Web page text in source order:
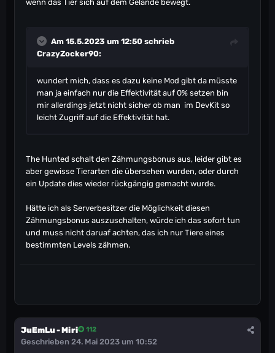
wenn das Tier sich auf dem Gelände bewegt.
Am 15.5.2023 um 12:50 schrieb
CrazyZocker90:
wundert mich, dass es dazu keine Mod gibt da müsste
man ja einfach nur die Effektivität auf 0% setzen bin
mir allerdings jetzt nicht sicher ob man im DevKit so
leicht Zugriff auf die Effektivität hat.
The Hunted schalt den Zähmungsbonus aus, leider gibt es
aber gewisse Tierarten die übersehen wurden, oder durch
ein Update dies wieder rückgängig gemacht wurde.
Hätte ich als Serverbesitzer die Möglichkeit diesen
Zähmungsbonus auszuschalten, würde ich das sofort tun
und muss nicht daruaf achten, das ich nur Tiere eines
bestimmten Levels zähmen.
JuEmLu - Miri 112
Geschrieben 24. Mai 2023 um 10:52